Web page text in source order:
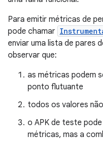
Para emitir métricas de
pode chamar
enviar uma lista de pares
observar que:
as métricas podem
ponto flutuante
todos os valores
o APK de teste
métricas, mas a